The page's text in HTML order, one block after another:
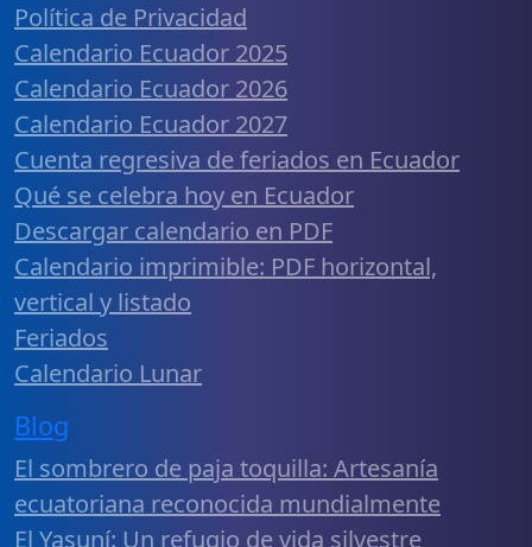
Política de Privacidad
Calendario Ecuador 2025
Calendario Ecuador 2026
Calendario Ecuador 2027
Cuenta regresiva de feriados en Ecuador
Qué se celebra hoy en Ecuador
Descargar calendario en PDF
Calendario imprimible: PDF horizontal,
vertical y listado
Feriados
Calendario Lunar
Blog
El sombrero de paja toquilla: Artesanía
ecuatoriana reconocida mundialmente
El Yasuní: Un refugio de vida silvestre